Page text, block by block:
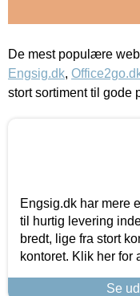
De mest populære
Engsig.dk,
stort sortiment til gode
Engsig.dk har mere
til hurtig levering
bredt, lige fra stort
kontoret. Klik her for
Se